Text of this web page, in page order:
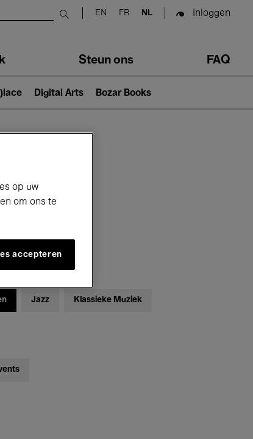
Submit search
EN FR NL Inloggen
Steun ons FAQ
Digital Arts Bozar Books
Jazz Klassieke Muziek
op uw
om ons te
accepteren